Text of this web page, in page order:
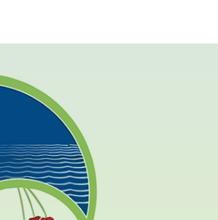
Türkiye'nin En Derin